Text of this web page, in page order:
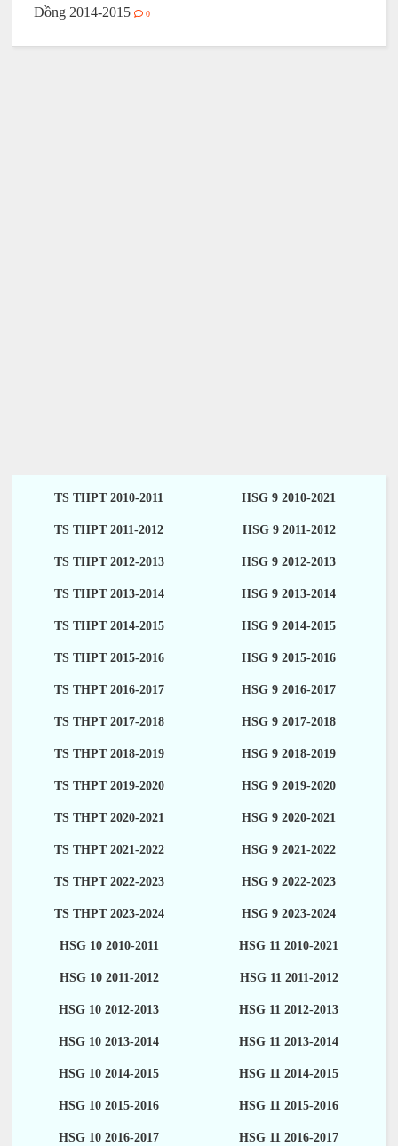
Đồng 2014-2015
0
TS THPT 2010-2011 HSG 9 2010-2021
TS THPT 2011-2012 HSG 9 2011-2012
TS THPT 2012-2013 HSG 9 2012-2013
TS THPT 2013-2014 HSG 9 2013-2014
TS THPT 2014-2015 HSG 9 2014-2015
TS THPT 2015-2016 HSG 9 2015-2016
TS THPT 2016-2017 HSG 9 2016-2017
TS THPT 2017-2018 HSG 9 2017-2018
TS THPT 2018-2019 HSG 9 2018-2019
TS THPT 2019-2020 HSG 9 2019-2020
TS THPT 2020-2021 HSG 9 2020-2021
TS THPT 2021-2022 HSG 9 2021-2022
TS THPT 2022-2023 HSG 9 2022-2023
TS THPT 2023-2024 HSG 9 2023-2024
HSG 10 2010-2011 HSG 11 2010-2021
HSG 10 2011-2012 HSG 11 2011-2012
HSG 10 2012-2013 HSG 11 2012-2013
HSG 10 2013-2014 HSG 11 2013-2014
HSG 10 2014-2015 HSG 11 2014-2015
HSG 10 2015-2016 HSG 11 2015-2016
HSG 10 2016-2017 HSG 11 2016-2017